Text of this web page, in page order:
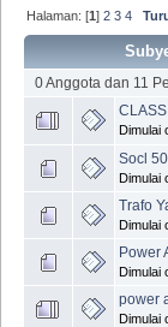
Halaman: [1]2 3 4
0 Anggota dan 11
Dimulai
Socl
Dimulai
Trafo
Dimulai
Power
Dimulai
power
Dimulai